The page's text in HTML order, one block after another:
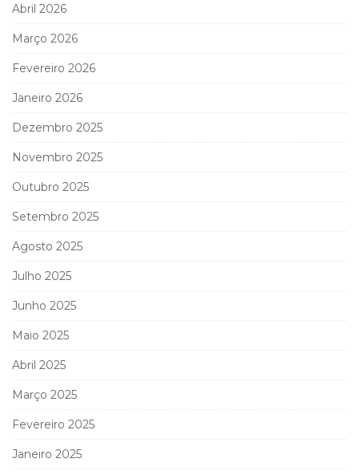
Abril 2026
Março 2026
Fevereiro 2026
Janeiro 2026
Dezembro 2025
Novembro 2025
Outubro 2025
Setembro 2025
Agosto 2025
Julho 2025
Junho 2025
Maio 2025
Abril 2025
Março 2025
Fevereiro 2025
Janeiro 2025